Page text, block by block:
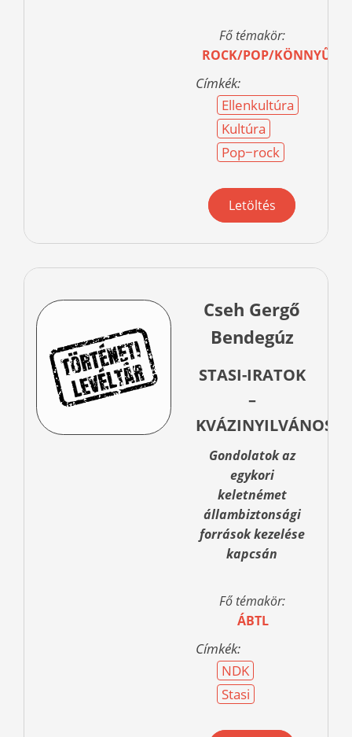
Fő témakör:
ROCK/POP/
Címkék:
Ellenkultúra
Kultúra
Pop−rock
Letöltés
Cseh Gergő
Bendegúz
STASI-IRATOK
–
Gondolatok az
egykori
keletnémet
állambiztonsági
források kezelése
kapcsán
Fő témakör:
ÁBTL
Címkék:
NDK
Stasi